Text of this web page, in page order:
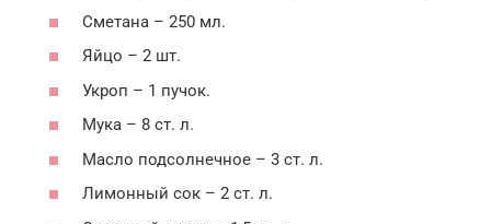
Сметана – 250 мл.
Яйцо – 2 шт.
Укроп – 1 пучок.
Мука – 8 ст. л.
Масло подсолнечное – 3 ст. л.
Лимонный сок – 2 ст. л.